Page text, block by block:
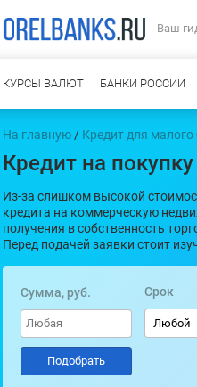
Ваш
КУРСЫ ВАЛЮТ БАНКИ РОССИИ
На главную / Кредит для малого
Кредит на
Из-за слишком высокой
кредита на коммерческую
получения в собственность
Перед подачей заявки стоит
Сумма, руб. Срок